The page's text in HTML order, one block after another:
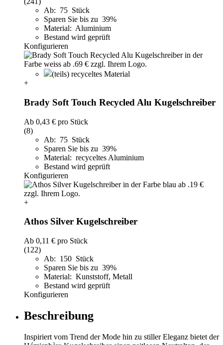
Ab: 75 Stück
Sparen Sie bis zu 39%
Material: Aluminium
Bestand wird geprüft
Konfigurieren
(teils) recyceltes Material
+
Brady Soft Touch Recycled Alu Kugelschreiber
Ab 0,43 € pro Stück
(8)
Ab: 75 Stück
Sparen Sie bis zu 39%
Material: recyceltes Aluminium
Bestand wird geprüft
Konfigurieren
+
Athos Silver Kugelschreiber
Ab 0,11 € pro Stück
(122)
Ab: 150 Stück
Sparen Sie bis zu 39%
Material: Kunststoff, Metall
Bestand wird geprüft
Konfigurieren
Beschreibung
Inspiriert vom Trend der Mode hin zu stiller Eleganz bietet der